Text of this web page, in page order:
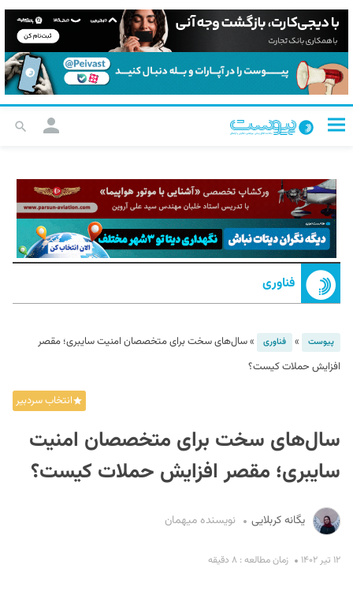
فناوری
پیوست » فناوری »سال‌های سخت برای متخصصان امنیت سایبری؛ مقصر
افزایش حملات کیست؟
انتخاب سردبیر
سال‌های سخت برای متخصصان امنیت
سایبری؛ مقصر افزایش حملات کیست؟
یگانه کربلایی نویسنده میهمان
۱۲ تیر ۱۴۰۲ زمان مطالعه : ۸ دقیقه